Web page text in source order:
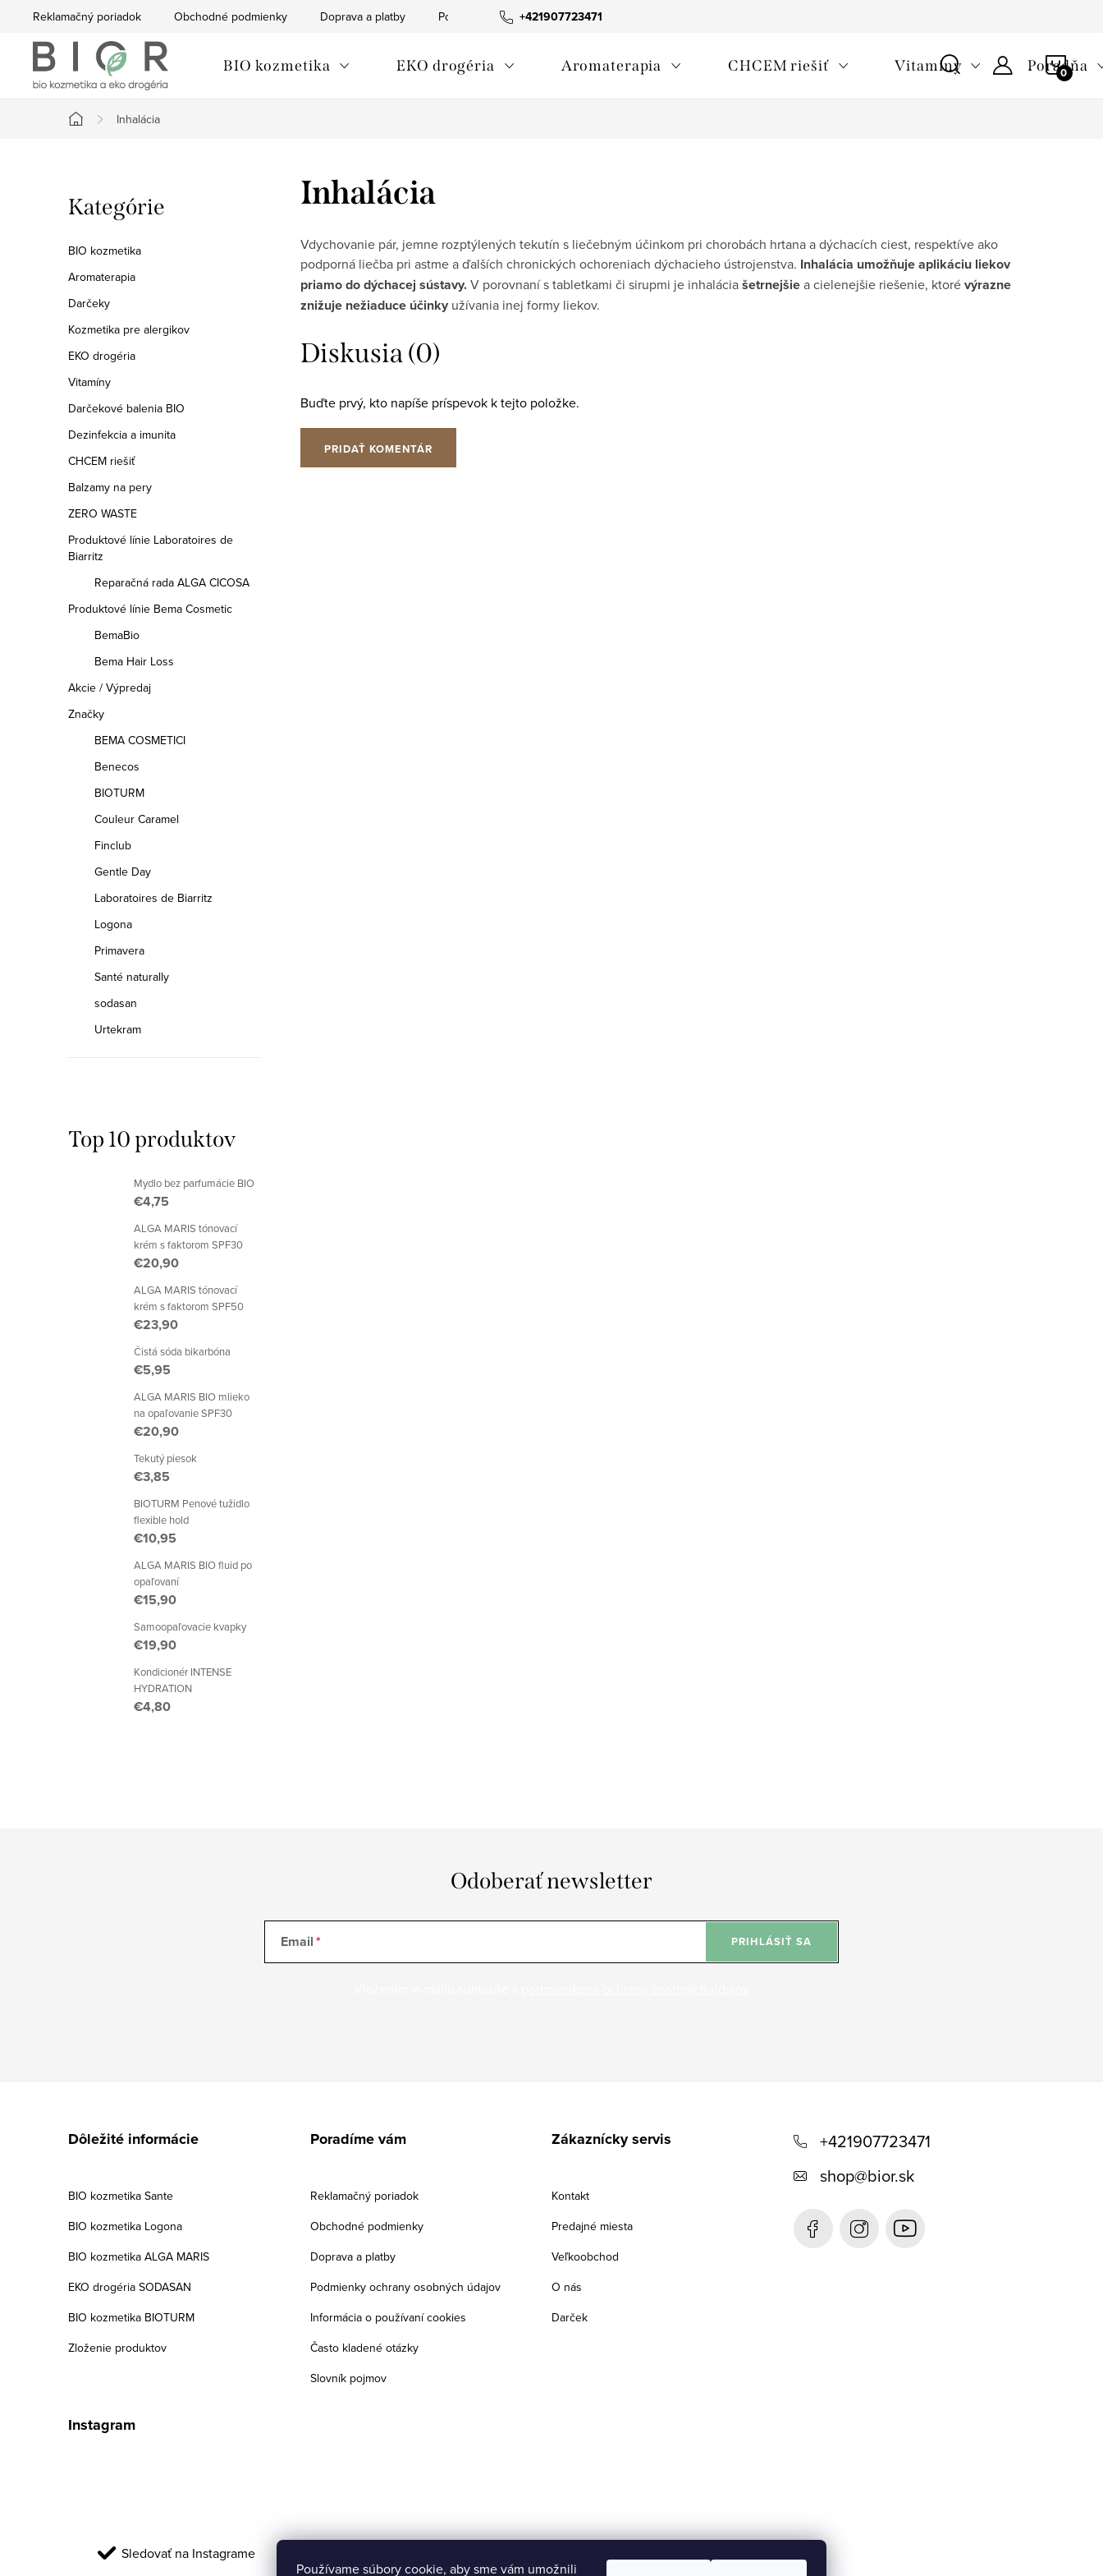
Používame súbory cookie, aby sme vám umožnili
+421907723471
Reklamačný poriadok Obchodné podmienky Doprava a platby Podmienky ochrany osobných údajov
BIO kozmetika EKO drogéria Aromaterapia CHCEM riešiť Vitamíny Poradňa
Domov
Inhalácia
o
č
n
ý
p
a
n
e
l
Preskočiť
kategórie
Kategórie
BIO kozmetika
Aromaterapia
Darčeky
Kozmetika pre alergikov
EKO drogéria
Vitamíny
Darčekové balenia BIO
Dezinfekcia a imunita
CHCEM riešiť
Balzamy na pery
ZERO WASTE
Produktové línie Laboratoires de
Biarritz
Reparačná rada ALGA CICOSA
Produktové línie Bema Cosmetic
BemaBio
Bema Hair Loss
Akcie / Výpredaj
Značky
BEMA COSMETICI
Benecos
BIOTURM
Couleur Caramel
Finclub
Gentle Day
Laboratoires de Biarritz
Logona
Primavera
Santé naturally
sodasan
Urtekram
Top 10 produktov
Mydlo bez parfumácie BIO
€4,75
ALGA MARIS tónovací
krém s faktorom SPF30
€20,90
ALGA MARIS tónovací
krém s faktorom SPF50
€23,90
Čistá sóda bikarbóna
€5,95
ALGA MARIS BIO mlieko
na opaľovanie SPF30
€20,90
Tekutý piesok
€3,85
BIOTURM Penové tužidlo
flexible hold
€10,95
ALGA MARIS BIO fluid po
opaľovaní
€15,90
Samoopaľovacie kvapky
€19,90
Kondicionér INTENSE
HYDRATION
€4,80
Inhalácia
Vdychovanie pár, jemne rozptýlených tekutín s liečebným účinkom pri chorobách hrtana a dýchacích ciest, respektíve ako
podporná liečba pri astme a ďalších chronických ochoreniach dýchacieho ústrojenstva. Inhalácia umožňuje aplikáciu liekov
priamo dodýchacej sústavy.V porovnaní s tabletkami či sirupmi je inhaláciašetrnejšiea cielenejšie riešenie, ktorévýrazne
znižuje nežiaduce účinky užívania inej formy liekov.
Diskusia (0)
Buďte prvý, kto napíše príspevok k tejto položke.
PRIDAŤ KOMENTÁR
Odoberať newsletter
Email PRIHLÁSIŤ SA
Dôležité informácie
BIO kozmetika Sante
BIO kozmetika Logona
BIO kozmetika ALGA MARIS
EKO drogéria SODASAN
BIO kozmetika BIOTURM
Zloženie produktov
Poradíme vám
Reklamačný poriadok
Obchodné podmienky
Doprava a platby
Podmienky ochrany osobných údajov
Informácia o používaní cookies
Často kladené otázky
Slovník pojmov
Zákaznícky servis
Kontakt
Predajné miesta
Veľkoobchod
O nás
Darček
+421907723471
shop@bior.sk
Instagram
Sledovať na Instagrame